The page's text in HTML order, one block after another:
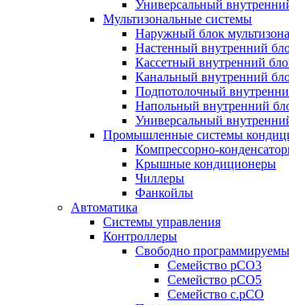
Универсальный
Мультизональные системы
Наружный блок
Настенный внутренний
Кассетный внутренний
Канальный внутренний
Подпотолочный
Напольный внутренний
Универсальный
Промышленные системы
Компрессорно-
Крышные кондиционеры
Чиллеры
Фанкойлы
Автоматика
Системы управления
Контроллеры
Свободно
Семейство pCO3
Семейство pCO5
Семейство c.pCO